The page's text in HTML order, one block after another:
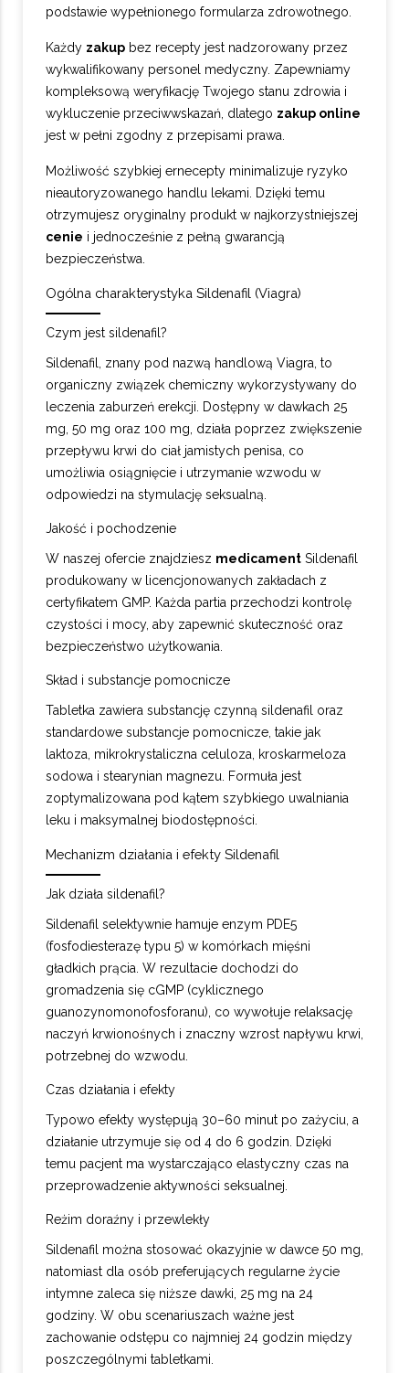
podstawie wypełnionego formularza zdrowotnego.
Każdy zakup bez recepty jest nadzorowany przez
wykwalifikowany personel medyczny. Zapewniamy
kompleksową weryfikację Twojego stanu zdrowia i
wykluczenie przeciwwskazań, dlatego zakup online
jest w pełni zgodny z przepisami prawa.
Możliwość szybkiej ernecepty minimalizuje ryzyko
nieautoryzowanego handlu lekami. Dzięki temu
otrzymujesz oryginalny produkt w najkorzystniejszej
cenie i jednocześnie z pełną gwarancją
bezpieczeństwa.
Ogólna charakterystyka Sildenafil (Viagra)
Czym jest sildenafil?
Sildenafil, znany pod nazwą handlową Viagra, to
organiczny związek chemiczny wykorzystywany do
leczenia zaburzeń erekcji. Dostępny w dawkach 25
mg, 50 mg oraz 100 mg, działa poprzez zwiększenie
przepływu krwi do ciał jamistych penisa, co
umożliwia osiągnięcie i utrzymanie wzwodu w
odpowiedzi na stymulację seksualną.
Jakość i pochodzenie
W naszej ofercie znajdziesz medicament Sildenafil
produkowany w licencjonowanych zakładach z
certyfikatem GMP. Każda partia przechodzi kontrolę
czystości i mocy, aby zapewnić skuteczność oraz
bezpieczeństwo użytkowania.
Skład i substancje pomocnicze
Tabletka zawiera substancję czynną sildenafil oraz
standardowe substancje pomocnicze, takie jak
laktoza, mikrokrystaliczna celuloza, kroskarmeloza
sodowa i stearynian magnezu. Formuła jest
zoptymalizowana pod kątem szybkiego uwalniania
leku i maksymalnej biodostępności.
Mechanizm działania i efekty Sildenafil
Jak działa sildenafil?
Sildenafil selektywnie hamuje enzym PDE5
(fosfodiesterazę typu 5) w komórkach mięśni
gładkich prącia. W rezultacie dochodzi do
gromadzenia się cGMP (cyklicznego
guanozynomonofosforanu), co wywołuje relaksację
naczyń krwionośnych i znaczny wzrost napływu krwi,
potrzebnej do wzwodu.
Czas działania i efekty
Typowo efekty występują 30–60 minut po zażyciu, a
działanie utrzymuje się od 4 do 6 godzin. Dzięki
temu pacjent ma wystarczająco elastyczny czas na
przeprowadzenie aktywności seksualnej.
Reżim doraźny i przewlekły
Sildenafil można stosować okazyjnie w dawce 50 mg,
natomiast dla osób preferujących regularne życie
intymne zaleca się niższe dawki, 25 mg na 24
godziny. W obu scenariuszach ważne jest
zachowanie odstępu co najmniej 24 godzin między
poszczególnymi tabletkami.